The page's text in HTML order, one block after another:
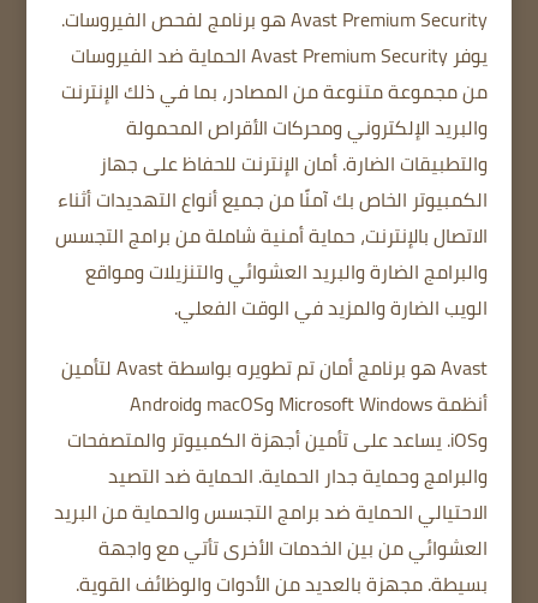
Avast Premium Securityهو برنامج لفحص الفيروسات.
ي
وفر Avast Premium Security الحماية ضد الفيروسات
من مجموعة متنوعة من المصادر، بما في ذلك الإنترنت
والبريد الإلكتروني ومحركات الأقراص المحمولة
والتطبيقات الضارة.أمان الإنترنت للحفاظ على جهاز
الكمبيوتر الخاص بك آمنًا من جميع أنواع التهديدات أثناء
الاتصال بالإنترنت، حماية أمنية شاملة من برامج التجسس
والبرامج الضارة والبريد العشوائي والتنزيلات ومواقع
الويب الضارة والمزيد في الوقت الفعلي.
Avast
هو برنامج أمان تم تطويره بواسطة Avast لتأمين
أنظمة Microsoft Windows وmacOS وAndroid
وiOS.
يساعد على تأمين أجهزة الكمبيوتر والمتصفحات
والبرامج وحماية جدار الحماية. الحماية ضد التصيد
الاحتياليالحماية ضد برامج التجسسوالحماية من البريد
العشوائي من بين الخدمات الأخرى تأتي مع واجهة
بسيطة.مجهزة بالعديد من الأدوات والوظائف القوية.